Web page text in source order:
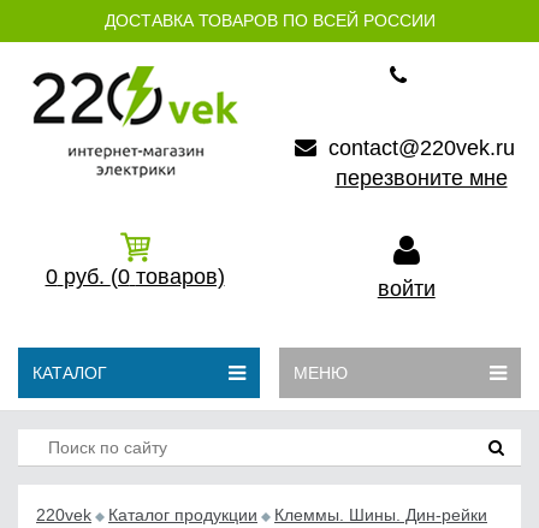
ДОСТАВКА ТОВАРОВ ПО ВСЕЙ РОССИИ
contact@220vek.ru
перезвоните мне
0 руб. (0 товаров) войти
КАТАЛОГ МЕНЮ
220vek Каталог продукции
Клеммы. Шины. Дин-рейки